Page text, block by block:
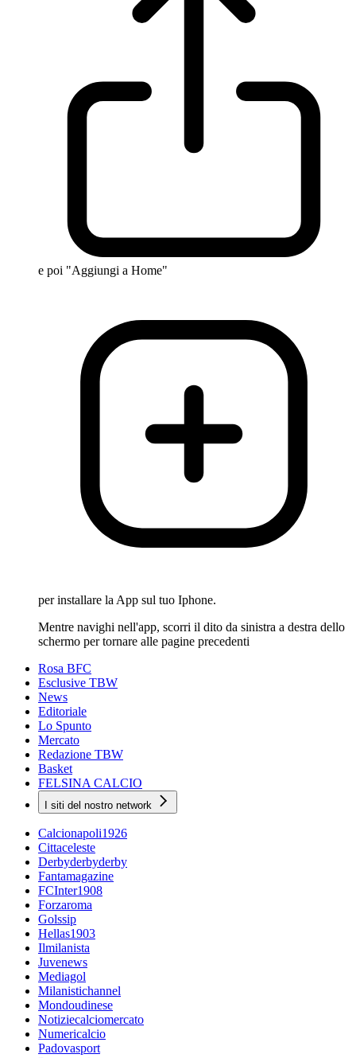
e poi "Aggiungi a Home"
per installare la App sul tuo Iphone.
Mentre navighi nell'app, scorri il dito da sinistra a destra dello
schermo per tornare alle pagine precedenti
Rosa BFC
Esclusive TBW
News
Editoriale
Lo Spunto
Mercato
Redazione TBW
Basket
FELSINA CALCIO
I siti del nostro network
Calcionapoli1926
Cittaceleste
Derbyderbyderby
Fantamagazine
FCInter1908
Forzaroma
Golssip
Hellas1903
Ilmilanista
Juvenews
Mediagol
Milanistichannel
Mondoudinese
Notiziecalciomercato
Numericalcio
Padovasport